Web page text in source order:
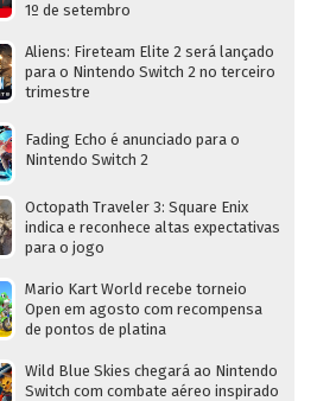
1º de setembro
Aliens: Fireteam Elite 2 será lançado
para o Nintendo Switch 2 no terceiro
trimestre
Fading Echo é anunciado para o
Nintendo Switch 2
Octopath Traveler 3: Square Enix
indica e reconhece altas expectativas
para o jogo
Mario Kart World recebe torneio
Open em agosto com recompensa
de pontos de platina
Wild Blue Skies chegará ao Nintendo
Switch com combate aéreo inspirado